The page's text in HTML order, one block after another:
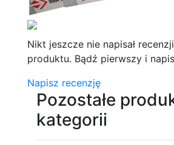
Nikt jeszcze nie napisał
produktu. Bądź pierwszy i
Napisz recenzję
Pozostałe
kategorii